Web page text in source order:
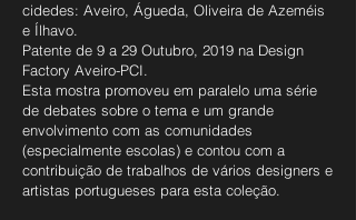
cidedes: Aveiro, Águeda, Oliveira de Azeméis
e Ílhavo.
Patente de 9 a 29 Outubro, 2019 na Design
Factory Aveiro-PCI.
Esta mostra promoveu em paralelo uma série
de debates sobre o tema e um grande
envolvimento com as comunidades
(especialmente escolas) e contou com a
contribuição de trabalhos de vários designers e
artistas portugueses para esta coleção.